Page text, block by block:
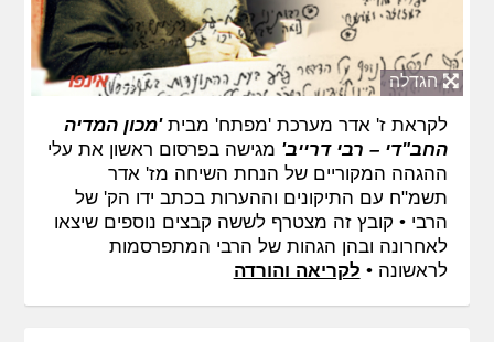
הגדלה
לקראת ז' אדר מערכת 'מפתח' מבית 'מכון המדיה
החב"די – רבי דרייב' מגישה בפרסום ראשון את עלי
ההגהה המקוריים של הנחת השיחה מז' אדר
תשמ"ח עם התיקונים וההערות בכתב ידו הק' של
הרבי • קובץ זה מצטרף לששה קבצים נוספים שיצאו
לאחרונה ובהן הגהות של הרבי המתפרסמות
לראשונה • לקריאה והורדה